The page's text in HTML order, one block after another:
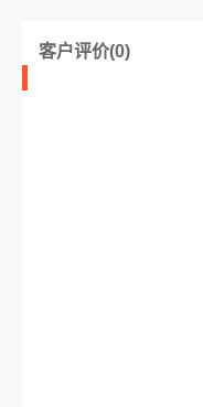
客户评价(0)